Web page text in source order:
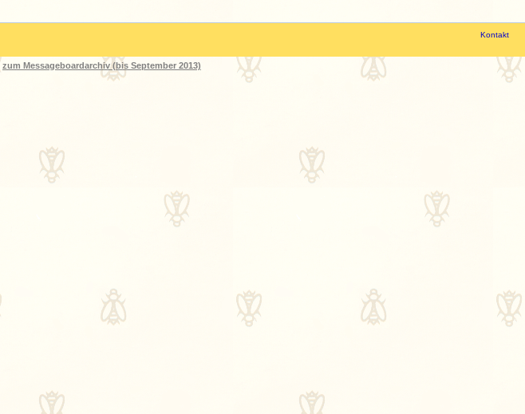
Kontakt
zum Messageboardarchiv (bis September 2013)